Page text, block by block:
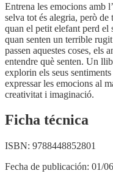
Entrena les emocions amb
selva tot és alegria, però de
quan el petit elefant perd el
quan senten un terrible
passen aquestes coses, els
entendre què senten. Un
explorin els seus
expressar les emocions al
creativitat i imaginació.
Ficha técnica
ISBN: 9788448852801
Fecha de publicación: 01/